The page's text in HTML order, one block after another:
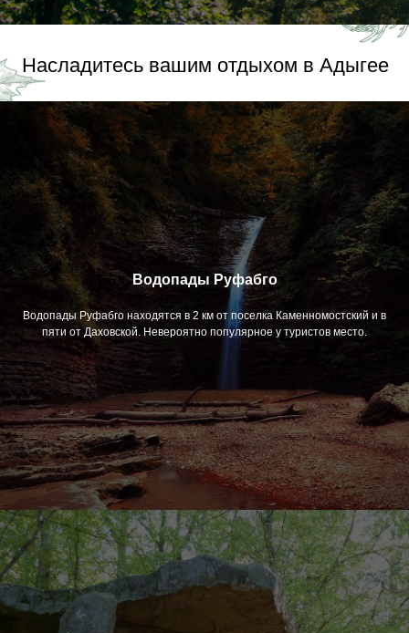
Водопады Руфабго
Водопады Руфабго находятся в 2 км от поселка Каменномостский и в
пяти от Даховской. Невероятно популярное у туристов место.
Графская поляна
Майкопский район, cт.
Даховская ул. Мира 15
+7(928) 669-65-29
grafstvo.fortuna@yandex.ru
graf.polyana
Ваш комфортный отдых в